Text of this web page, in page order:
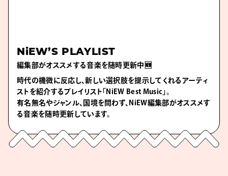
NiEW’S PLAYLIST
編集部がオススメする音楽を随時更新中🆕
時代の機微に反応し、新しい選択肢を提示してくれるアーティ
ストを紹介するプレイリスト「NiEW Best Music」。
有名無名やジャンル、国境を問わず、NiEW編集部がオススメす
る音楽を随時更新しています。